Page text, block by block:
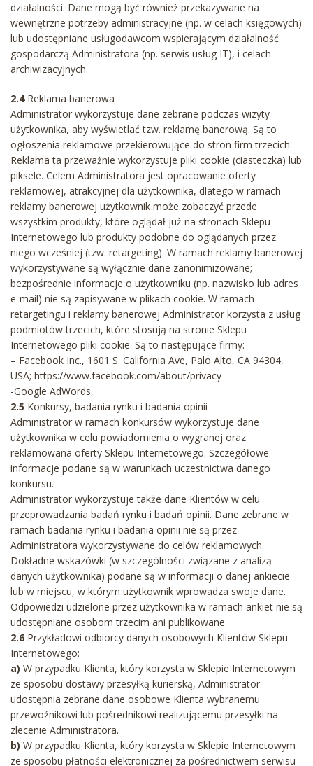
działalności. Dane mogą być również przekazywane na
wewnętrzne potrzeby administracyjne (np. w celach księgowych)
lub udostępniane usługodawcom wspierającym działalność
gospodarczą Administratora (np. serwis usług IT), i celach
archiwizacyjnych.
2.4Reklama banerowa
Administrator wykorzystuje dane zebrane podczas wizyty
użytkownika, aby wyświetlać tzw. reklamę banerową. Są to
ogłoszenia reklamowe przekierowujące do stron firm trzecich.
Reklama ta przeważnie wykorzystuje pliki cookie (ciasteczka) lub
piksele. Celem Administratora jest opracowanie oferty
reklamowej, atrakcyjnej dla użytkownika, dlatego w ramach
reklamy banerowej użytkownik może zobaczyć przede
wszystkim produkty, które oglądał już na stronach Sklepu
Internetowego lub produkty podobne do oglądanych przez
niego wcześniej (tzw. retargeting). W ramach reklamy banerowej
wykorzystywane są wyłącznie dane zanonimizowane;
bezpośrednie informacje o użytkowniku (np. nazwisko lub adres
e-mail) nie są zapisywane w plikach cookie. W ramach
retargetingu i reklamy banerowej Administrator korzysta z usług
podmiotów trzecich, które stosują na stronie Sklepu
Internetowego pliki cookie. Są to następujące firmy:
– Facebook Inc., 1601 S. California Ave, Palo Alto, CA 94304,
USA; https://www.facebook.com/about/privacy
-Google AdWords,
2.5 Konkursy, badania rynku i badania opinii
Administrator w ramach konkursów wykorzystuje dane
użytkownika w celu powiadomienia o wygranej oraz
reklamowana oferty Sklepu Internetowego. Szczegółowe
informacje podane są w warunkach uczestnictwa danego
konkursu.
Administrator wykorzystuje także dane Klientów w celu
przeprowadzania badań rynku i badań opinii. Dane zebrane w
ramach badania rynku i badania opinii nie są przez
Administratora wykorzystywane do celów reklamowych.
Dokładne wskazówki (w szczególności związane z analizą
danych użytkownika) podane są w informacji o danej ankiecie
lub w miejscu, w którym użytkownik wprowadza swoje dane.
Odpowiedzi udzielone przez użytkownika w ramach ankiet nie są
udostępniane osobom trzecim ani publikowane.
2.6 Przykładowi odbiorcy danych osobowych Klientów Sklepu
Internetowego:
a) W przypadku Klienta, który korzysta w Sklepie Internetowym
ze sposobu dostawy przesyłką kurierską, Administrator
udostępnia zebrane dane osobowe Klienta wybranemu
przewoźnikowi lub pośrednikowi realizującemu przesyłki na
zlecenie Administratora.
b) W przypadku Klienta, który korzysta w Sklepie Internetowym
ze sposobu płatności elektronicznej za pośrednictwem serwisu